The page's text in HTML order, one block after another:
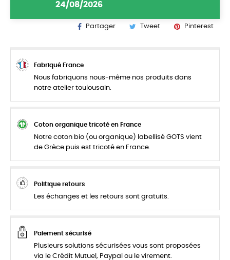
24/08/2026
Partager Tweet Pinterest
Fabriqué France
Nous fabriquons nous-même nos produits dans
notre atelier toulousain.
Coton organique tricoté en France
Notre coton bio (ou organique) labellisé GOTS vient
de Grèce puis est tricoté en France.
Politique retours
Les échanges et les retours sont gratuits.
Paiement sécurisé
Plusieurs solutions sécurisées vous sont proposées
via le Crédit Mutuel, Paypal ou le virement.